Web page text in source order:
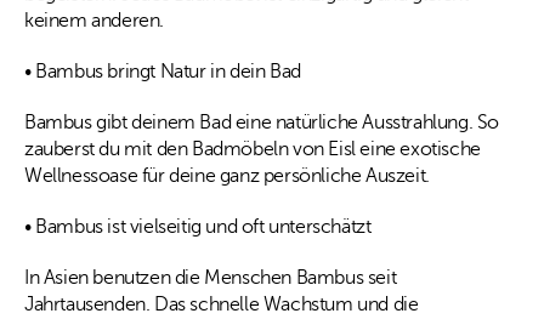
keinem anderen.
• Bambus bringt Natur in dein Bad
Bambus gibt deinem Bad eine natürliche Ausstrahlung. So
zauberst du mit den Badmöbeln von Eisl eine exotische
Wellnessoase für deine ganz persönliche Auszeit.
• Bambus ist vielseitig und oft unterschätzt
In Asien benutzen die Menschen Bambus seit
Jahrtausenden. Das schnelle Wachstum und die